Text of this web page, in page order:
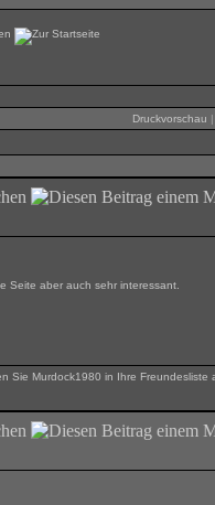
Druckvorschau |
Seite aber auch sehr interessant.